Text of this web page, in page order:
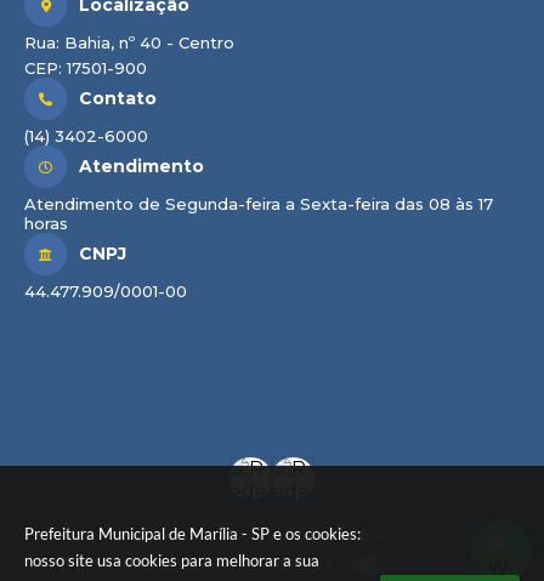
Prefeitura Municipal de Marília - SP e os cookies:
nosso site usa cookies para melhorar a sua
Localização
Rua: Bahia, nº 40 - Centro
CEP: 17501-900
Contato
(14) 3402-6000
Atendimento
Atendimento de Segunda-feira a Sexta-feira das 08 às 17
horas
CNPJ
44.477.909/0001-00
Versão do Sistema: 3.5.3 - 19/06/2026
Portal atualizado em:07/08/2026 10:58